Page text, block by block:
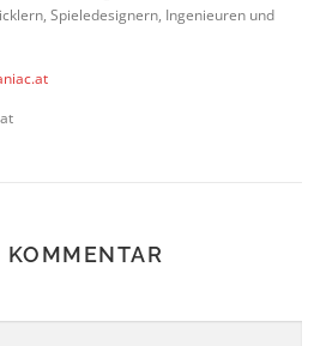
Spieledesignern, Ingenieuren und